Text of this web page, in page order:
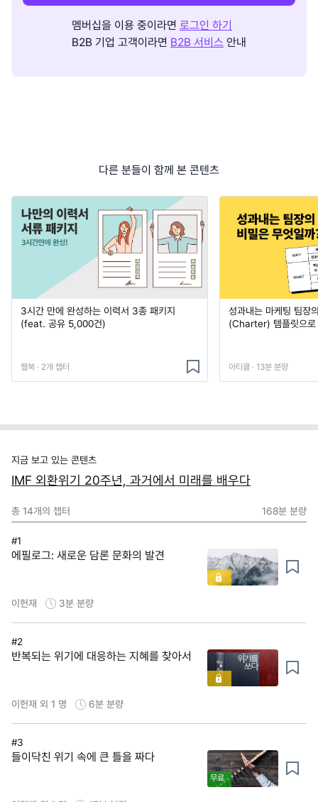
멤버십을 이용 중이라면 로그인 하기
B2B 기업 고객이라면 B2B 서비스 안내
다른 분들이 함께 본 콘텐츠
3시간 만에 완성하는 이력서 3종 패키지
(feat. 공유 5,000건)
웹북 · 2개 챕터
성과내는 마케팅 팀장
(Charter) 템플릿으로
아티클 · 13분 분량
지금 보고 있는 콘텐츠
IMF 외환위기 20주년, 과거에서 미래를 배우다
총 14개의 챕터 168분 분량
#1
에필로그: 새로운 담론 문화의 발견
이헌재 3분 분량
#2
반복되는 위기에 대응하는 지혜를 찾아서
이헌재 외 1 명 6분 분량
#3
들이닥친 위기 속에 큰 틀을 짜다
무료